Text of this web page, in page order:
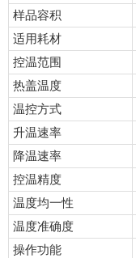
样品容积
适用耗材
控温范围
热盖温度
温控方式
升温速率
降温速率
控温精度
温度均一性
温度准确度
操作功能